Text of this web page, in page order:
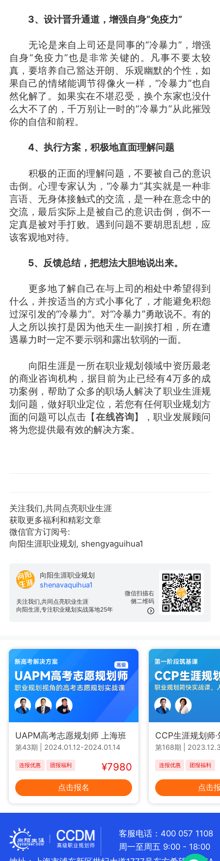
3、设计晋升通道，增强自身“免疫力”
无论是来自上司还是同事的“冷暴力”，增强
自身“免疫力”也是非常关键的。凡事不要太较
真，要培养自己豁达开朗、乐观幽默的个性，如
果自己的情绪能调节得像火一样，“冷暴力”也自
然化解了。如果实在不堪忍受，换个东家也没什
么大不了的，千万别让一时的“冷暴力”从此摧毁
你的自信和前程。
4、执行方案，积极地直面理解问题
积极的正面的理解问题，不要被自己的意识
击倒。心理专家认为，“冷暴力”其实就是一种非
言语、无身体接触式的交流，是一种在意念中的
交流，最后实际上是被自己的意识击倒，倒不一
定真是被对手打败。遇到问题不要胡思乱想，应
该客观地对待。
5、反馈总结，把想法大胆地说出来。
更多地了解自己在与上司的相处中希望得到
什么，并按适当的方式小事化了，才能避免积怨
过深引发的“冷暴力”。对“冷暴力”勇敢说不。有的
人之所以挨打是因为他天生一副挨打相，所在遭
遇暴力时一定不要示弱和露出软弱的一面。
向阳生涯是一所在职业规划领域中资历最老
的商业咨询机构，据目前为止已经有4万多的成
功案例，帮助了众多的职场人解决了职业生涯规
划问题，做好职业定位，若您有任何职业规划方
面的问题可以点击【在线咨询】，职业发展顾问
将为您提供最有效的解决方案。
关注我们,共同点亮职业生涯
获取更多福利和精彩文章
微信官方订阅号:
向阳生涯职业规划, shengyaguihua1
微信扫描右
侧二维码
向阳生涯职业规划
shenavaquihua1
关注我们,共同点亮职业生涯
向阳生涯,专注职业规划实战落地25年
UAPM高考志愿规划师 上海班
第43期 2024.01.12-2024.01.14
连报优惠 团报福利 ¥7980
点击报名
CCP生涯规划师
第168期
连报优惠 团报福利
点击
客服电话：400 057 1108
周一至周五 9:00 - 18:00